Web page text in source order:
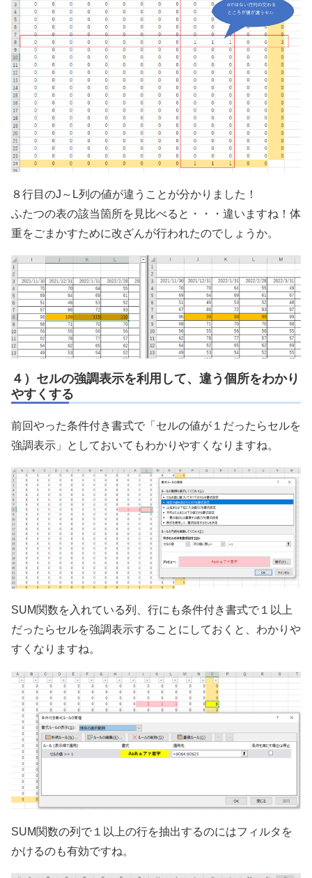
８行目のJ～L列の値が違うことが分かりました！
ふたつの表の該当箇所を見比べると・・・違いますね！体
重をごまかすために改ざんが行われたのでしょうか。
４）セルの強調表示を利用して、違う個所をわかり
やすくする
前回やった条件付き書式で「セルの値が１だったらセルを
強調表示」としておいてもわかりやすくなりますね。
SUM関数を入れている列、行にも条件付き書式で１以上
だったらセルを強調表示することにしておくと、わかりや
すくなりますね。
SUM関数の列で１以上の行を抽出するのにはフィルタを
かけるのも有効ですね。